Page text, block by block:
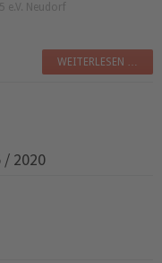
e.V. Neudorf
WEITERLESEN …
/ 2020